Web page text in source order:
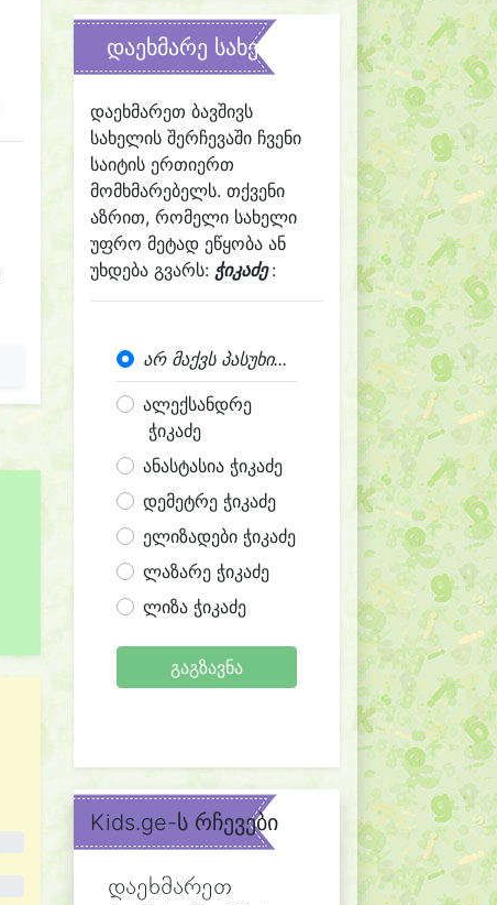
დაეხმარე სახელის შერჩევაში
დაეხმარეთ ბავშივს
სახელის შერჩევაში ჩვენი
საიტის ერთიერთ
მომხმარებელს. თქვენი
აზრით, რომელი სახელი
უფრო მეტად ეწყობა ან
უხდება გვარს: ჭიკაძე:
არ მაქვს პასუხი...
ალექსანდრე
ჭიკაძე
ანასტასია ჭიკაძე
დემეტრე ჭიკაძე
ელიზადები ჭიკაძე
ლაზარე ჭიკაძე
ლიზა ჭიკაძე
გაგზავნა
Kids.ge-ს რჩევები
დაეხმარეთ